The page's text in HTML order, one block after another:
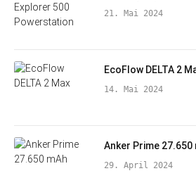
21. Mai 2024
EcoFlow DELTA 2
14. Mai 2024
Anker Prime 27.650
29. April 2024